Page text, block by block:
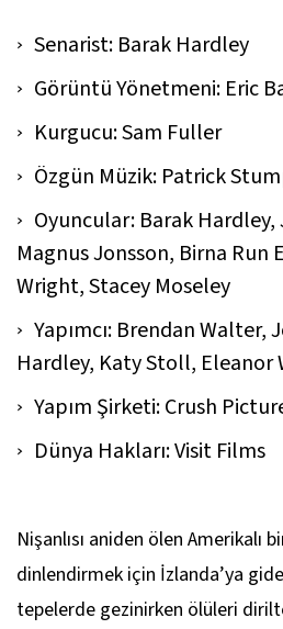
Senarist: Barak Hardley
Görüntü Yönetmeni: Eric
Kurgucu: Sam Fuller
Özgün Müzik: Patrick
Oyuncular: Barak Hardley,
Magnus Jonsson, Birna Run
Wright, Stacey Moseley
Yapımcı: Brendan Walter,
Hardley, Katy Stoll, Eleanor
Yapım Şirketi: Crush
Dünya Hakları: Visit Films
Nişanlısı aniden ölen Amerikalı
dinlendirmek için İzlanda’ya
tepelerde gezinirken ölüleri